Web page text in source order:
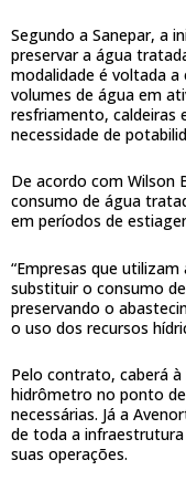
Segundo a Sanepar, a
preservar a água
modalidade é voltada
volumes de água em
resfriamento, caldeiras
necessidade de
De acordo com Wilson
consumo de água
em períodos de
“Empresas que
substituir o consumo
preservando o
o uso dos recursos
Pelo contrato, caberá
hidrômetro no ponto
necessárias. Já a
de toda a
suas operações.